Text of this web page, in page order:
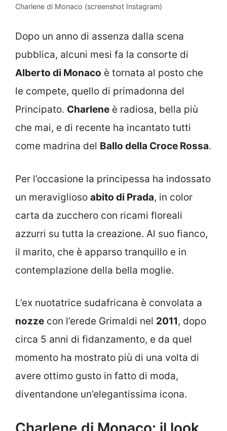
Charlene di Monaco (screenshot Instagram)
Dopo un anno di assenza dalla scena
pubblica, alcuni mesi fa la consorte di
Alberto di Monaco è tornata al posto che
le compete, quello di primadonna del
Principato. Charlene è radiosa, bella più
che mai, e di recente ha incantato tutti
come madrina del Ballo della Croce Rossa.
Per l’occasione la principessa ha indossato
un meraviglioso abito di Prada, in color
carta da zucchero con ricami floreali
azzurri su tutta la creazione. Al suo fianco,
il marito, che è apparso tranquillo e in
contemplazione della bella moglie.
L’ex nuotatrice sudafricana è convolata a
nozze con l’erede Grimaldi nel 2011, dopo
circa 5 anni di fidanzamento, e da quel
momento ha mostrato più di una volta di
avere ottimo gusto in fatto di moda,
diventandone un’elegantissima icona.